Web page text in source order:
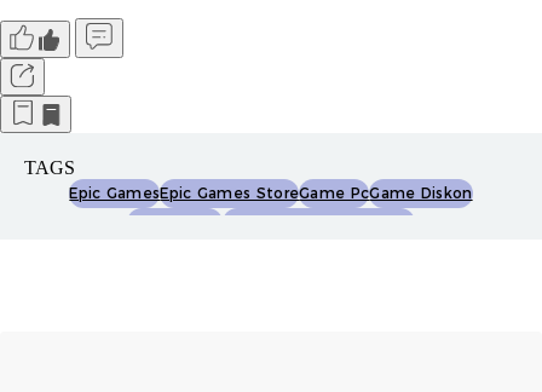
TAGS
Epic GamesEpic Games StoreGame PcGame Diskon